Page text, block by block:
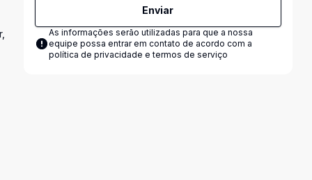
Enviar
As informações serão utilizadas para que a nossa
equipe possa entrar em contato de acordo com a
política de privacidade e termos de serviço